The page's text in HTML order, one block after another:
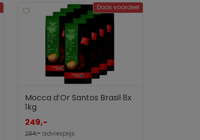
Doos voordeel
Mocca d’Or Santos Brasil 8x
1kg
249,-
284,-adviesprijs